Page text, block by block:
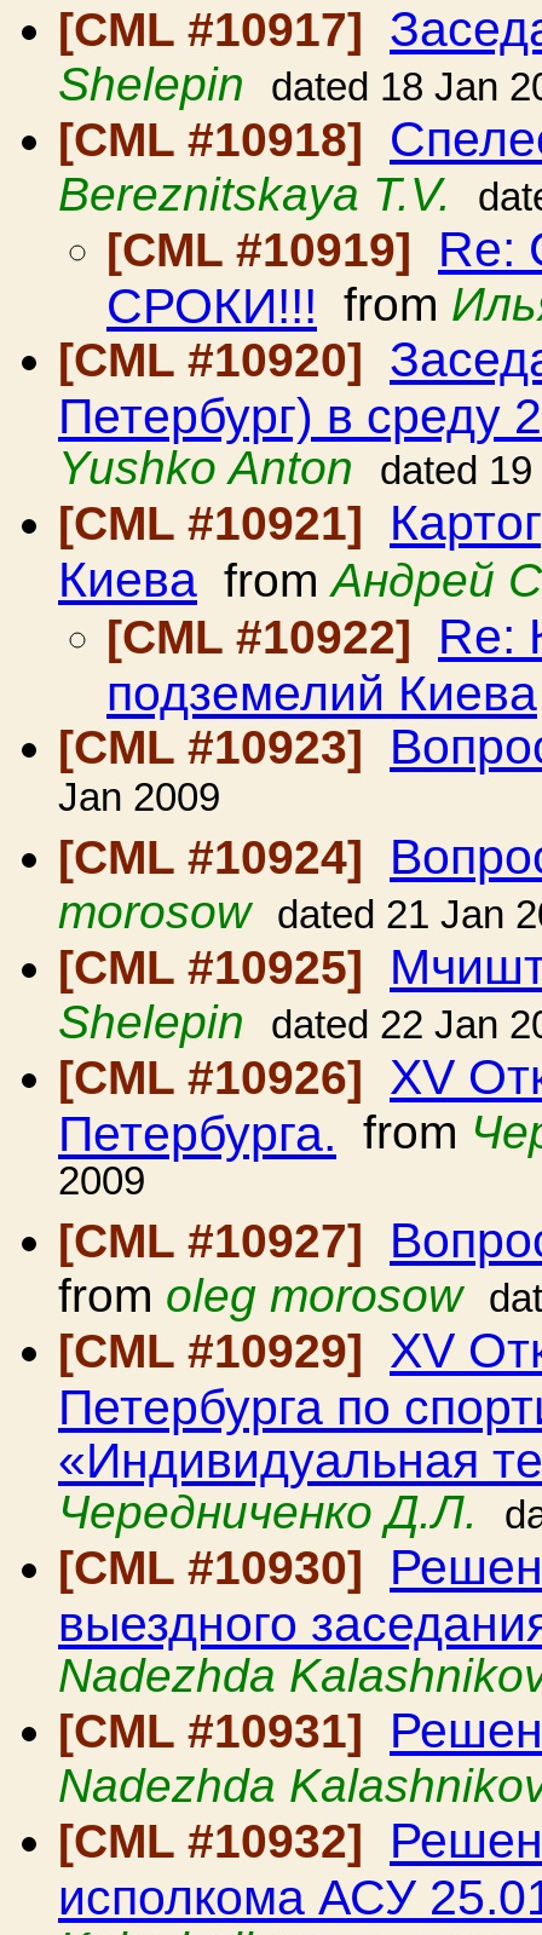
[CML #10917]
Shelepin dated 18 Jan
[CML #10918]
Bereznitskaya T.V.
[CML #10919] Re:
СРОКИ!!! from
[CML #10920]
Петербург) в среду
Yushko Anton
dated
[CML #10921]
Киева fromАндрей
[CML #10922]
Re:
подземелий Киева
[CML #10923]
Jan 2009
[CML #10924]
morosow dated 21 Jan
[CML #10925]
Shelepin dated 22 Jan
[CML #10926] XV
Петербурга. from
2009
[CML #10927]
from oleg morosow
[CML #10929] XV
Петербурга по
«Индивидуальная
Чередниченко Д.Л.
[CML #10930]
выездного
Nadezhda
[CML #10931]
Nadezhda
[CML #10932]
исполкома АСУ